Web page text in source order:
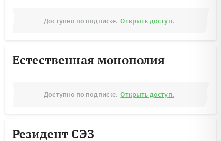
Доступно по подписке. Открыть доступ.
Естественная монополия
Доступно по подписке. Открыть доступ.
Резидент СЭЗ